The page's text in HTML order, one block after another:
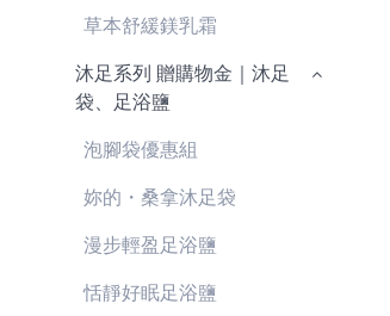
草本舒緩鎂乳霜
沐足系列 贈購物金｜沐足
袋、足浴鹽
泡腳袋優惠組
妳的・桑拿沐足袋
漫步輕盈足浴鹽
恬靜好眠足浴鹽